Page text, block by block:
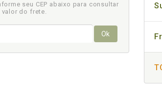
seu CEP abaixo para consultar
valor do frete.
Ok